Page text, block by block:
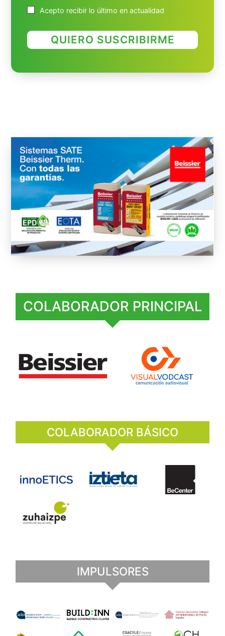
Acepto recibir lo último en actualidad
COLABORADOR PRINCIPAL
COLABORADOR BÁSICO
IMPULSORES